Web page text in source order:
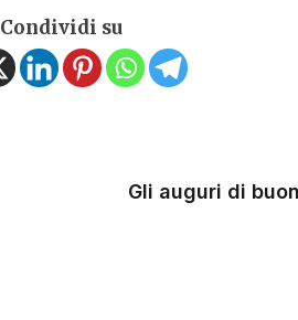
Condividi su
Gli auguri di